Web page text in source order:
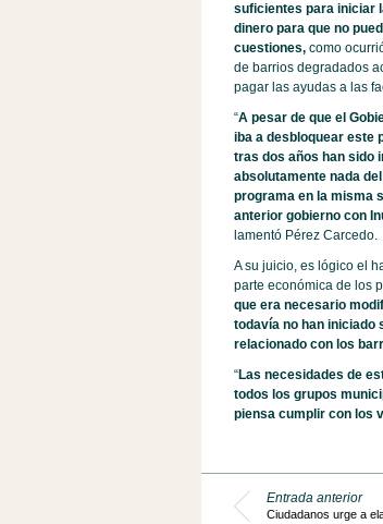
suficientes para iniciar
dinero para que no
cuestiones,como
de barrios degradados
pagar las ayudas a las
“A pesar de que el
iba a desbloquear este
tras dos años han sido
absolutamente nada
programa en la misma
anterior gobierno con
lamentó Pérez Carcedo.
A su juicio, es lógico el
parte económica de los
que era necesario
todavía no han iniciado
relacionado con los
“Las necesidades de
todos los grupos
piensa cumplir con los
Entrada anterior
Ciudadanos urge a